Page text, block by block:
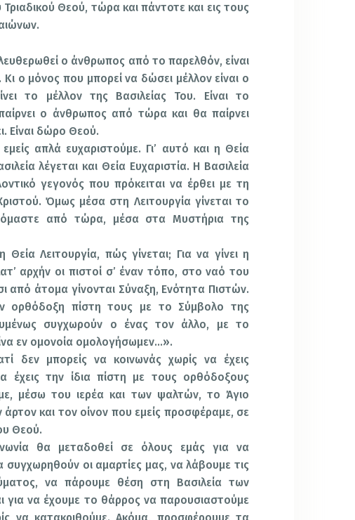
Θεού, τώρα και πάντοτε και εις τους
ο άνθρωπος από το παρελθόν, είναι
ο μόνος που μπορεί να δώσει μέλλον είναι ο
το μέλλον της Βασιλείας Του. Είναι το
ο άνθρωπος από τώρα και θα παίρνει
Είναι δώρο Θεού.
απλά ευχαριστούμε. Γι’ αυτό και η Θεία
λέγεται και Θεία Ευχαριστία. Η Βασιλεία
γεγονός που πρόκειται να έρθει με τη
Όμως μέσα στη Λειτουργία γίνεται το
από τώρα, μέσα στα Μυστήρια της
Λειτουργία, πώς γίνεται; Για να γίνει η
αρχήν οι πιστοί σ’ έναν τόπο, στο ναό του
από άτομα γίνονται Σύναξη, Ενότητα Πιστών.
ορθόδοξη πίστη τους με το Σύμβολο της
συγχωρούν ο ένας τον άλλο, με το
εν ομονοία ομολογήσωμεν…».
δεν μπορείς να κοινωνάς χωρίς να έχεις
έχεις την ίδια πίστη με τους ορθόδοξους
μέσω του ιερέα και των ψαλτών, το Άγιο
και τον οίνον που εμείς προσφέραμε, σε
Θεού.
θα μεταδοθεί σε όλους εμάς για να
συγχωρηθούν οι αμαρτίες μας, να λάβουμε τις
να πάρουμε θέση στη Βασιλεία των
για να έχουμε το θάρρος να παρουσιαστούμε